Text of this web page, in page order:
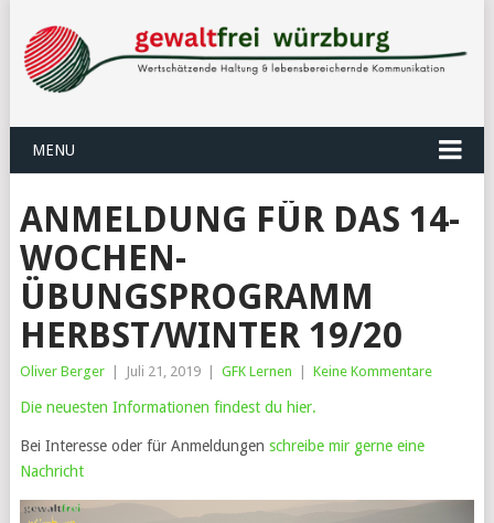
MENU
ANMELDUNG FÜR DAS 14-
WOCHEN-
ÜBUNGSPROGRAMM
HERBST/WINTER 19/20
Oliver Berger Juli 21, 2019 GFK Lernen Keine Kommentare
Die neuesten Informationen findest du hier.
Bei Interesse oder für Anmeldungen schreibe mir gerne eine
Nachricht